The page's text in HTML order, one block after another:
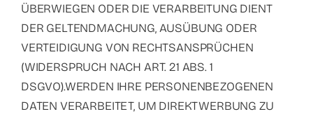
ÜBERWIEGEN ODER DIE VERARBEITUNG DIENT
DER GELTENDMACHUNG, AUSÜBUNG ODER
VERTEIDIGUNG VON RECHTSANSPRÜCHEN
(WIDERSPRUCH NACH ART. 21 ABS. 1
DSGVO).WERDEN IHRE PERSONENBEZOGENEN
DATEN VERARBEITET, UM DIREKTWERBUNG ZU